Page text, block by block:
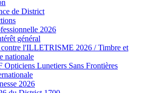
de District
2026
général
l'ILLETRISME 2026 / Timbre et
nationale
Opticiens Lunetiers Sans Frontières
2026